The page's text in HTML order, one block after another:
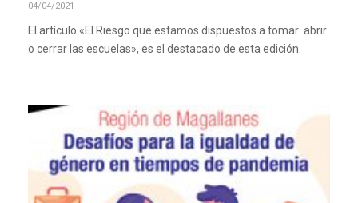
04/04/2021
El artículo «El Riesgo que estamos dispuestos a tomar: abrir
o cerrar las escuelas», es el destacado de esta edición.